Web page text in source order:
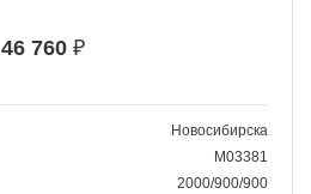
46 760 ₽
Новосибирска
M03381
2000/900/900